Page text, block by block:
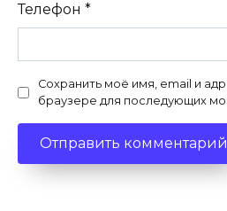
Телефон *
Сохранить моё имя, email и
браузере для последующих